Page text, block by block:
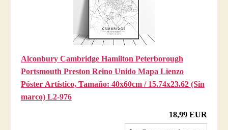
Alconbury Cambridge Hamilton Peterborough
Portsmouth Preston Reino Unido Mapa Lienzo
Póster Artístico, Tamaño: 40x60cm / 15.74x23.62 (Sin
marco) L2-976
18,99 EUR